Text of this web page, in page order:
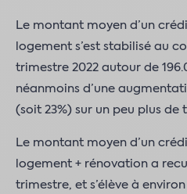
Le montant moyen d’un
logement s’est stabilisé au
trimestre 2022 autour de
néanmoins d’une
(soit 23%) sur un peu plus de
Le montant moyen d’un
logement + rénovation a
trimestre, et s’élève à environ